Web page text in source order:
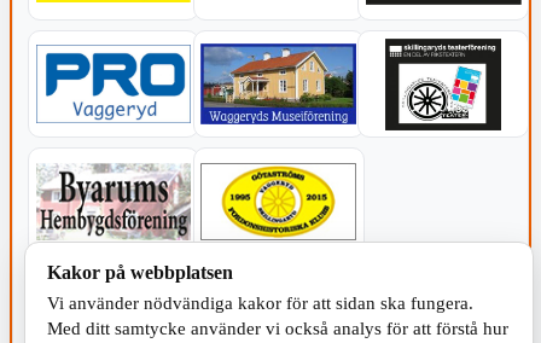
KOMMUNEN
Kakor på webbplatsen
Vi använder nödvändiga kakor för att sidan ska fungera.
Med ditt samtycke använder vi också analys för att förstå hur